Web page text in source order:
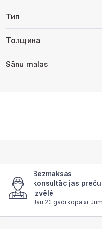
Тип
Толщина
Sānu malas
Bezmaksas
konsultācijas preču
izvēlē
Jau 23 gadi kopā ar